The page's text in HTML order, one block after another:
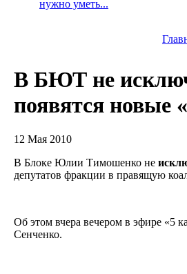
нужно уметь...
В БЮТ не
появятся новые
12 Мая 2010
В Блоке Юлии Тимошенко не
депутатов фракции в правящую
Об этом вчера вечером в эфире «5
Сенченко.